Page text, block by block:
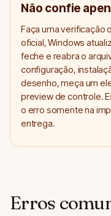
Não confie
Faça uma verificação
oficial, Windows
feche e reabra o
configuração,
desenho, meça um
preview de controle.
o erro somente na
entrega.
Erros